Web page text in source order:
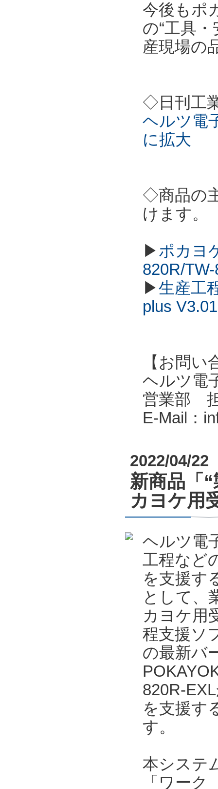
今後もポ
の“工具
産現場の
◇日刊工
ヘルツ電
に拡大
◇商品の
けます。
▶ポカヨ
820R/
▶生産工
plus V3.01
【お問い
ヘルツ電
営業部
E-Mail：
2022/04/22
新商品「
カヨケ用
ヘルツ電
工程など
を支援す
として、
カヨケ用
程支援ソ
の最新バ
820R-
を支援す
す。
本システ
「ワー